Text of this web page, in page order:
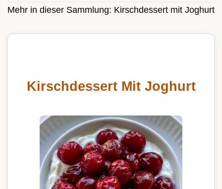
Mehr in dieser Sammlung: Kirschdessert mit Joghurt
Kirschdessert Mit Joghurt